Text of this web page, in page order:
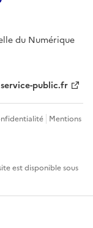
du Numérique
service-public.fr
Mentions
est disponible sous